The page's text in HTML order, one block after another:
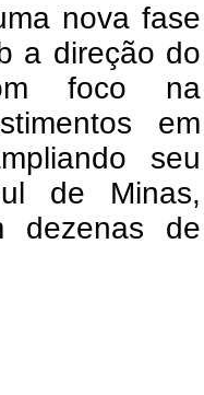
nova fase
a direção do
foco na
em
seu
de Minas,
dezenas de